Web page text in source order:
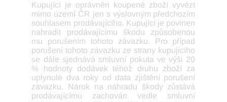
Kupující je oprávněn koupené zboží vyvézt
mimo území ČR jen s výslovným předchozím
souhlasem prodávajícího. Kupující je povinen
nahradit prodávajícímu škodu způsobenou
mu porušením tohoto závazku. Pro případ
porušení tohoto závazku ze strany kupujícího
se dále sjednává smluvní pokuta ve výši 20
% hodnoty dodávek téhož druhu zboží za
uplynulé dva roky od data zjištění porušení
závazku. Nárok na náhradu škody zůstává
prodávajícímu zachován vedle smluvní